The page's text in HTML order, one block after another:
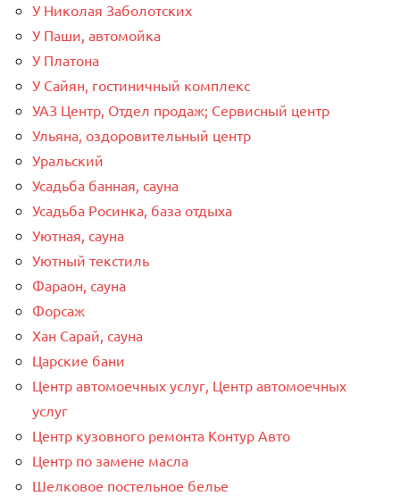
У Николая Заболотских
У Паши, автомойка
У Платона
У Сайян, гостиничный комплекс
УАЗ Центр, Отдел продаж; Сервисный центр
Ульяна, оздоровительный центр
Уральский
Усадьба банная, сауна
Усадьба Росинка, база отдыха
Уютная, сауна
Уютный текстиль
Фараон, сауна
Форсаж
Хан Сарай, сауна
Царские бани
Центр автомоечных услуг, Центр автомоечных
услуг
Центр кузовного ремонта Контур Авто
Центр по замене масла
Шелковое постельное белье